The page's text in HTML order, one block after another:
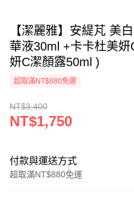
【潔麗雅】安緹芃 美白淨亮組(卡卡杜美妍C精
華液30ml +卡卡杜美
妍C潔顏露50ml )
超取滿NT$880免運
NT$3,400
NT$1,750
付款與運送方式
超取滿NT$880免運